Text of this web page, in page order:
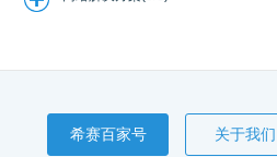
希赛百家号 关于我们